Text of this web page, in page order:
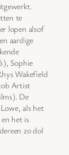
te
lopen alsof
aardige
), Sophie
Wakefield
Artist
De
als het
het is
zo dol